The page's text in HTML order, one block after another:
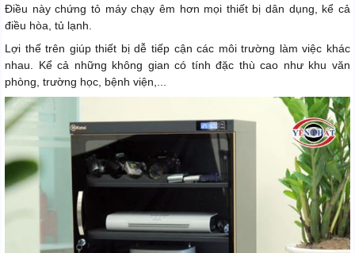
Điều này chứng tỏ máy chạy êm hơn mọi thiết bị dân dụng, kể cả
điều hòa, tủ lạnh.
Lợi thế trên giúp thiết bị dễ tiếp cận các môi trường làm việc khác
nhau. Kể cả những không gian có tính đặc thù cao như khu văn
phòng, trường học, bệnh viện,...